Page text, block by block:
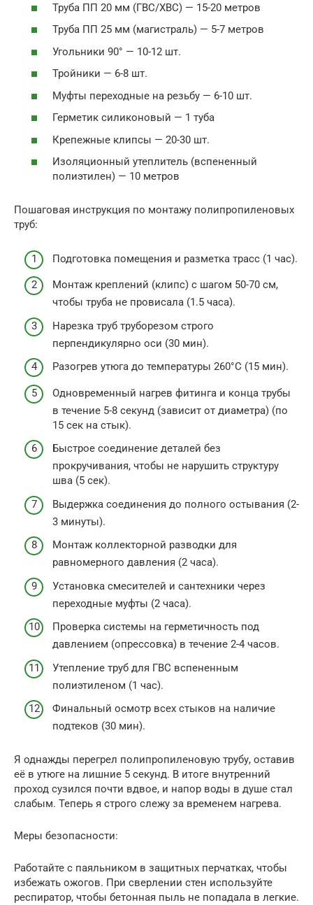
Труба ПП 20 мм (ГВС/ХВС) — 15-20 метров
Труба ПП 25 мм (магистраль) — 5-7 метров
Угольники 90° — 10-12 шт.
Тройники — 6-8 шт.
Муфты переходные на резьбу — 6-10 шт.
Герметик силиконовый — 1 туба
Крепежные клипсы — 20-30 шт.
Изоляционный утеплитель (вспененный
полиэтилен) — 10 метров
Пошаговая инструкция по монтажу полипропиленовых
труб:
Подготовка помещения и разметка трасс (1 час).
Монтаж креплений (клипс) с шагом 50-70 см,
чтобы труба не провисала (1.5 часа).
Нарезка труб труборезом строго
перпендикулярно оси (30 мин).
Разогрев утюга до температуры 260°C (15 мин).
Одновременный нагрев фитинга и конца трубы
в течение 5-8 секунд (зависит от диаметра) (по
15 сек на стык).
Быстрое соединение деталей без
прокручивания, чтобы не нарушить структуру
шва (5 сек).
Выдержка соединения до полного остывания (2-
3 минуты).
Монтаж коллекторной разводки для
равномерного давления (2 часа).
Установка смесителей и сантехники через
переходные муфты (2 часа).
Проверка системы на герметичность под
давлением (опрессовка) в течение 2-4 часов.
Утепление труб для ГВС вспененным
полиэтиленом (1 час).
Финальный осмотр всех стыков на наличие
подтеков (30 мин).
Я однажды перегрел полипропиленовую трубу, оставив
её в утюге на лишние 5 секунд. В итоге внутренний
проход сузился почти вдвое, и напор воды в душе стал
слабым. Теперь я строго слежу за временем нагрева.
Меры безопасности:
Работайте с паяльником в защитных перчатках, чтобы
избежать ожогов. При сверлении стен используйте
респиратор, чтобы бетонная пыль не попадала в легкие.